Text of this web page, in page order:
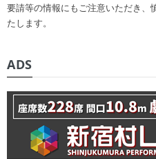
要請等の情報にもご注意いただき、
たします。
ADS